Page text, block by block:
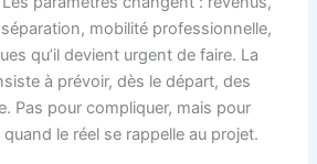
mobilité professionnelle,
qu’il devient urgent de faire. La
à prévoir, dès le départ, des
Pas pour compliquer, mais pour
quand le réel se rappelle au projet.